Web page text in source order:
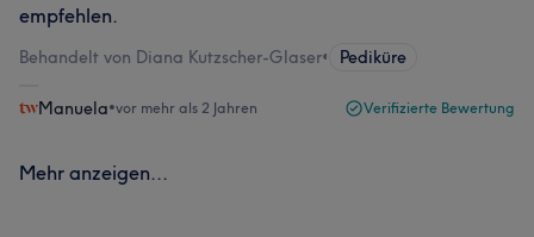
empfehlen.
Behandelt von Diana Kutzscher-Glaser• Pediküre
Manuela•vor mehr als 2 Jahren Verifizierte Bewertung
Mehr anzeigen...